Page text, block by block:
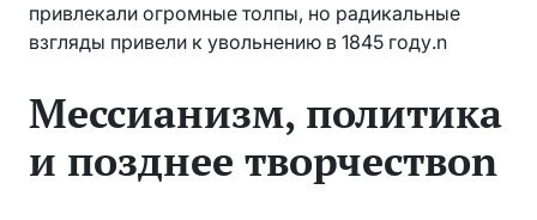
привлекали огромные толпы, но радикальные
взгляды привели к увольнению в 1845 году.n
Мессианизм, политика
и позднее творчествоn